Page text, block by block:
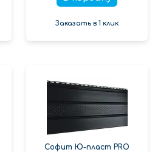
Заказать в 1 клик
Софит Ю-пласт PRO